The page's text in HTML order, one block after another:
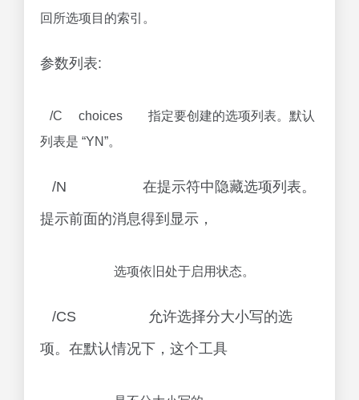
回所选项目的索引。
参数列表:
/C choices 指定要创建的选项列表。默认
列表是 “YN”。
/N 在提示符中隐藏选项列表。
提示前面的消息得到显示，
选项依旧处于启用状态。
/CS 允许选择分大小写的选
项。在默认情况下，这个工具